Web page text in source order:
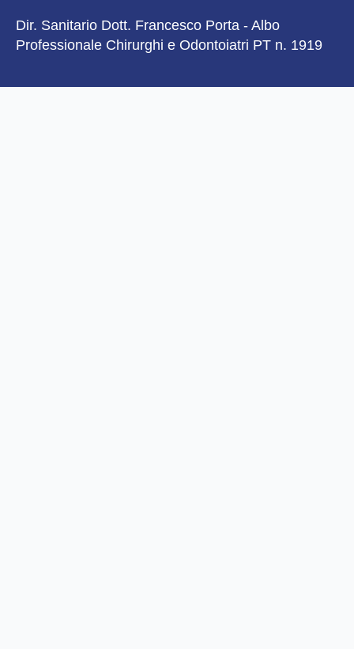
Dir. Sanitario Dott. Francesco Porta - Albo
Professionale Chirurghi e Odontoiatri PT n. 1919